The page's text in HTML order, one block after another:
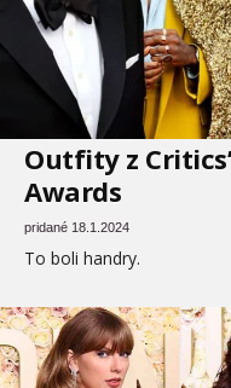
Outfity z
Awards
pridané 18.1.2024
To boli handry.